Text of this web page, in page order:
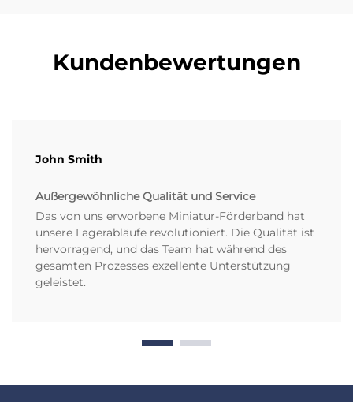
Kundenbewertungen
John Smith
Außergewöhnliche Qualität und Service
Das von uns erworbene Miniatur-Förderband hat
unsere Lagerabläufe revolutioniert. Die Qualität ist
hervorragend, und das Team hat während des
gesamten Prozesses exzellente Unterstützung
geleistet.